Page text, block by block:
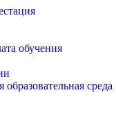
обучения
среда